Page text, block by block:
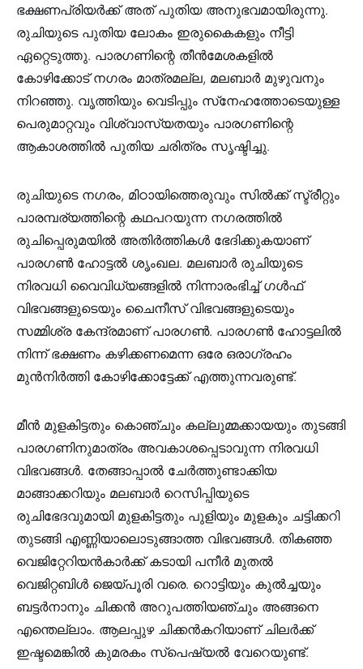
ഭക്ഷണപ്രിയര്‍ക്ക് അത് പുതിയ അനുഭവമായിരുന്നു.
രുചിയുടെ പുതിയ ലോകം ഇരുകൈകളും നീട്ടി
ഏറ്റെടുത്തു. പാരഗണിന്റെ തീന്‍മേശകളില്‍
കോഴിക്കോട് നഗരം മാത്രമല്ല, മലബാര്‍ മുഴുവനും
നിറഞ്ഞു. വൃത്തിയും വെടിപ്പും സ്‌നേഹത്തോടെയുള്ള
പെരുമാറ്റവും വിശ്വാസ്യതയും പാരഗണിന്റെ
ആകാശത്തില്‍ പുതിയ ചരിത്രം സൃഷ്ടിച്ചു.
രുചിയുടെ നഗരം, മിഠായിത്തെരുവും സില്‍ക്ക് സ്ട്രീറ്റും
പാരമ്പര്യത്തിന്റെ കഥപറയുന്ന നഗരത്തില്‍
രുചിപ്പെരുമയില്‍ അതിര്‍ത്തികള്‍ ഭേദിക്കുകയാണ്
പാരഗണ്‍ ഹോട്ടല്‍ ശൃംഖല. മലബാര്‍ രുചിയുടെ
നിരവധി വൈവിധ്യങ്ങളില്‍ നിന്നാരംഭിച്ച് ഗള്‍ഫ്
വിഭവങ്ങളുടെയും ചൈനീസ് വിഭവങ്ങളുടെയും
സമ്മിശ്ര കേന്ദ്രമാണ് പാരഗണ്‍. പാരഗണ്‍ ഹോട്ടലില്‍
നിന്ന് ഭക്ഷണം കഴിക്കണമെന്ന ഒരേ ഒരാഗ്രഹം
മുന്‍നിര്‍ത്തി കോഴിക്കോട്ടേക്ക് എത്തുന്നവരുണ്ട്.
മീന്‍ മുളകിട്ടതും കൊഞ്ചും കല്ലുമ്മക്കായയും തുടങ്ങി
പാരഗണിനുമാത്രം അവകാശപ്പെടാവുന്ന നിരവധി
വിഭവങ്ങള്‍. തേങ്ങാപ്പാല്‍ ചേര്‍ത്തുണ്ടാക്കിയ
മാങ്ങാക്കറിയും മലബാര്‍ റെസിപ്പിയുടെ
രുചിഭേദവുമായി മുളകിട്ടതും പുളിയും മുളകും ചട്ടിക്കറി
തുടങ്ങി എണ്ണിയാലൊടുങ്ങാത്ത വിഭവങ്ങള്‍. തികഞ്ഞ
വെജിറ്റേറിയന്‍കാര്‍ക്ക് കടായി പനീര്‍ മുതല്‍
വെജിറ്റബിള്‍ ജെയ്പൂരി വരെ. റൊട്ടിയും കുല്‍ച്ചയും
ബട്ടര്‍നാനും ചിക്കന്‍ അറുപത്തിയഞ്ചും അങ്ങനെ
എന്തെല്ലാം. ആലപ്പുഴ ചിക്കന്‍കറിയാണ് ചിലര്‍ക്ക്
ഇഷ്ടമെങ്കില്‍ കുമരകം സ്‌പെഷ്യല്‍ വേറെയുണ്ട്.